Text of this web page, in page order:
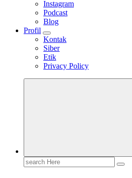
Instagram
Podcast
Blog
Profil
Kontak
Siber
Etik
Privacy Policy
Search
for: